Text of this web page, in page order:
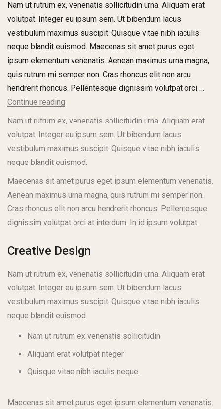
Nam ut rutrum ex, venenatis sollicitudin urna. Aliquam erat
volutpat. Integer eu ipsum sem. Ut bibendum lacus
vestibulum maximus suscipit. Quisque vitae nibh iaculis
neque blandit euismod. Maecenas sit amet purus eget
ipsum elementum venenatis. Aenean maximus urna magna,
quis rutrum mi semper non. Cras rhoncus elit non arcu
hendrerit rhoncus. Pellentesque dignissim volutpat orci …
Continue reading
Nam ut rutrum ex, venenatis sollicitudin urna. Aliquam erat
volutpat. Integer eu ipsum sem. Ut bibendum lacus
vestibulum maximus suscipit. Quisque vitae nibh iaculis
neque blandit euismod.
Maecenas sit amet purus eget ipsum elementum venenatis.
Aenean maximus urna magna, quis rutrum mi semper non.
Cras rhoncus elit non arcu hendrerit rhoncus. Pellentesque
dignissim volutpat orci at interdum. In id ipsum volutpat.
Creative Design
Nam ut rutrum ex, venenatis sollicitudin urna. Aliquam erat
volutpat. Integer eu ipsum sem. Ut bibendum lacus
vestibulum maximus suscipit. Quisque vitae nibh iaculis
neque blandit euismod.
Nam ut rutrum ex venenatis sollicitudin
Aliquam erat volutpat nteger
Quisque vitae nibh iaculis neque.
Maecenas sit amet purus eget ipsum elementum venenatis.